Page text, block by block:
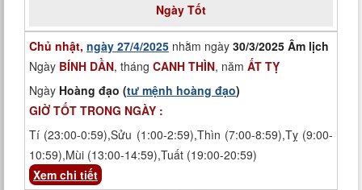
Ngày Tốt
Chủ nhật, ngày 27/4/2025 nhằm ngày 30/3/2025 Âm lịch
Ngày BÍNH DẦN, tháng CANH THÌN, năm ẤT TỴ
Ngày Hoàng đạo (tư mệnh hoàng đạo)
GIỜ TỐT TRONG NGÀY :
Tí (23:00-0:59),Sửu (1:00-2:59),Thìn (7:00-8:59),Tỵ (9:00-
10:59),Mùi (13:00-14:59),Tuất (19:00-20:59)
Xem chi tiết